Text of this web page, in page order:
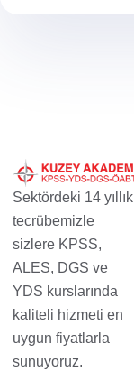
Sektördeki 14 yıllık
tecrübemizle
sizlere KPSS,
ALES, DGS ve
YDS kurslarında
kaliteli hizmeti en
uygun fiyatlarla
sunuyoruz.